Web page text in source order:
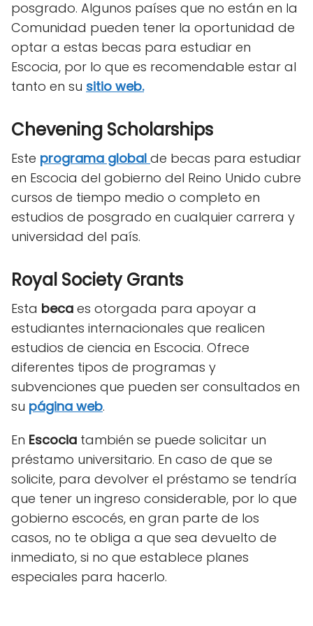
posgrado. Algunos países que no están en la
Comunidad pueden tener la oportunidad de
optar a estas becas para estudiar en
Escocia, por lo que es recomendable estar al
tanto en su sitio web.
Chevening Scholarships
Este programa global de becas para estudiar
en Escocia del gobierno del Reino Unido cubre
cursos de tiempo medio o completo en
estudios de posgrado en cualquier carrera y
universidad del país.
Royal Society Grants
Esta beca es otorgada para apoyar a
estudiantes internacionales que realicen
estudios de ciencia en Escocia. Ofrece
diferentes tipos de programas y
subvenciones que pueden ser consultados en
su página web.
En Escocia también se puede solicitar un
préstamo universitario. En caso de que se
solicite, para devolver el préstamo se tendría
que tener un ingreso considerable, por lo que
gobierno escocés, en gran parte de los
casos, no te obliga a que sea devuelto de
inmediato, si no que establece planes
especiales para hacerlo.